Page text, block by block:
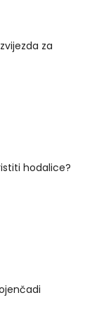
za
hodalice?